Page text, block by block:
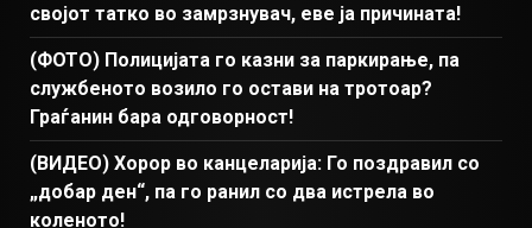
својот татко во замрзнувач, еве ја причината!
(ФОТО) Полицијата го казни за паркирање, па
службеното возило го остави на тротоар?
Граѓанин бара одговорност!
(ВИДЕО) Хорор во канцеларија: Го поздравил со
„добар ден“, па го ранил со два истрела во
коленото!